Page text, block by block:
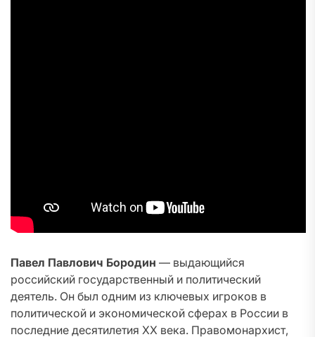
Павел Павлович Бородин — выдающийся
российский государственный и политический
деятель. Он был одним из ключевых игроков в
политической и экономической сферах в России в
последние десятилетия XX века. Правомонархист,